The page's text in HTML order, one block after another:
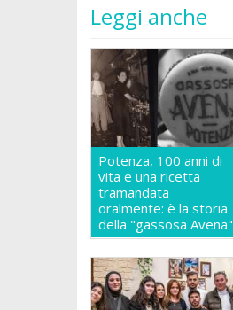
Leggi anche
Potenza, 100 anni di
vita e una ricetta
tramandata
oralmente: è la storia
della "gassosa Avena"